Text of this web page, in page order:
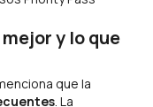
y lo que
que la
. La